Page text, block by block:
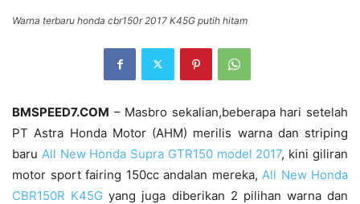
Warna terbaru honda cbr150r 2017 K45G putih hitam
BMSPEED7.COM – Masbro sekalian,beberapa hari setelah
PT Astra Honda Motor (AHM) merilis warna dan striping
baru All New Honda Supra GTR150 model 2017, kini giliran
motor sport fairing 150cc andalan mereka, All New Honda
CBR150R K45G yang juga diberikan 2 pilihan warna dan